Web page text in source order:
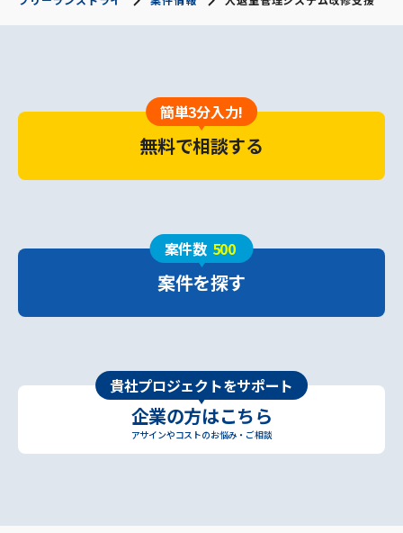
簡単3分入力!
無料で相談する
案件数 500
案件を探す
貴社プロジェクトをサポート
企業の方はこちら
アサインやコストのお悩み・ご相談